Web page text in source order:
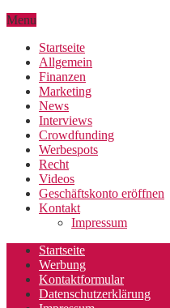
Menu
Startseite
Allgemein
Finanzen
Marketing
News
Interviews
Crowdfunding
Werbespots
Recht
Videos
Geschäftskonto eröffnen
Kontakt
Impressum
Startseite
Werbung
Kontaktformular
Datenschutzerklärung